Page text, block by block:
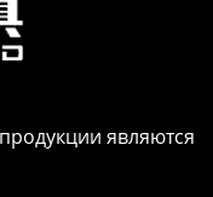
являются